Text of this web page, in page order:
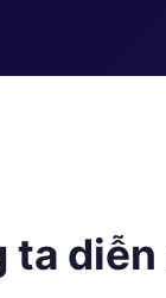
ta diễn